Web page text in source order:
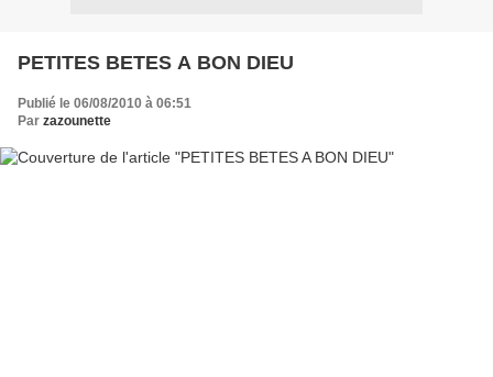
PETITES BETES A BON DIEU
Publié le 06/08/2010 à 06:51
Par zazounette